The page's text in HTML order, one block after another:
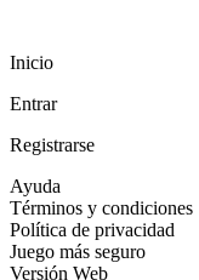
Inicio
Entrar
Registrarse
Ayuda
Términos y condiciones
Política de privacidad
Juego más seguro
Versión Web